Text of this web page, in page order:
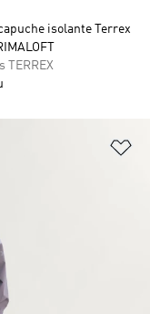
isolante Terrex
TERREX